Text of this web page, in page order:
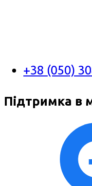
+38 (050)
Підтримка в